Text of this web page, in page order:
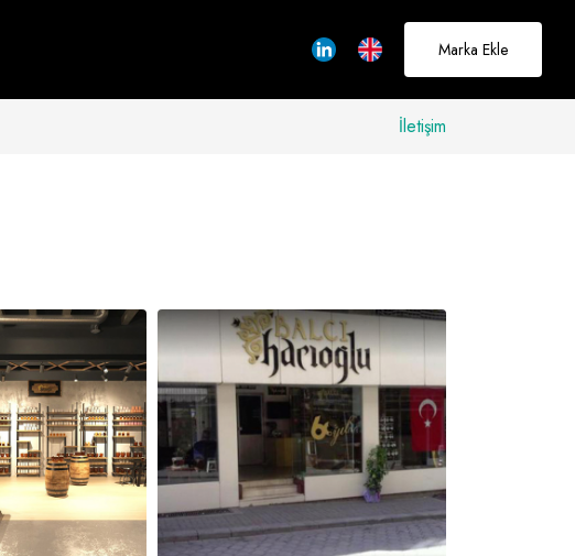
dönüştürmek için
buradayız
Hakkımızda
Marka Ekle
İletişim